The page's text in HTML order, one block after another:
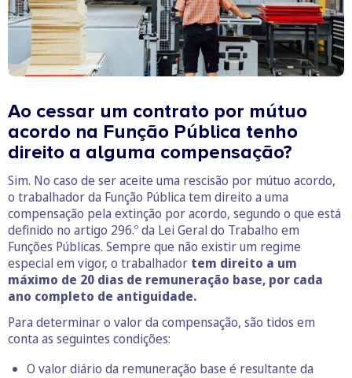
Ao cessar um contrato por mútuo
acordo na Função Pública tenho
direito a alguma compensação?
Sim. No caso de ser aceite uma rescisão por mútuo acordo,
o trabalhador da Função Pública tem direito a uma
compensação pela extinção por acordo, segundo o que está
definido no artigo 296.º da Lei Geral do Trabalho em
Funções Públicas. Sempre que não existir um regime
especial em vigor, o trabalhador tem direito a um
máximo de 20 dias de remuneração base, por cada
ano completo de antiguidade.
Para determinar o valor da compensação, são tidos em
conta as seguintes condições:
O valor diário da remuneração base é resultante da